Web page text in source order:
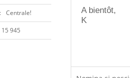
Centrale!
15 945
A bientôt,
K